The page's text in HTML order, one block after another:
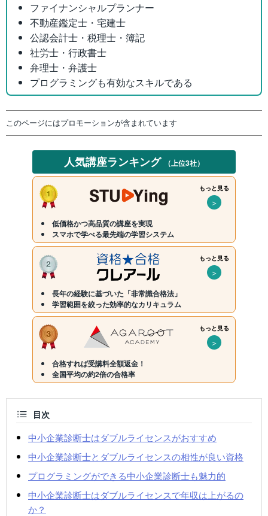
ファイナンシャルプランナー
不動産鑑定士・宅建士
公認会計士・税理士・簿記
社労士・行政書士
弁理士・弁護士
プログラミングも有効なスキルである
このページにはプロモーションが含まれています
人気講座ランキング （上位3社）
もっと見る
＞
低価格かつ高品質の講座を実現
スマホで学べる最先端の学習システム
もっと見る
＞
長年の経験に基づいた「非常識合格法」
学習範囲を絞った効率的なカリキュラム
もっと見る
＞
合格すれば受講料全額返金！
全国平均の約2倍の合格率
目次
中小企業診断士はダブルライセンスがおすすめ
中小企業診断士とダブルライセンスの相性が良い資格
プログラミングができる中小企業診断士も魅力的
中小企業診断士はダブルライセンスで年収は上がるの
か？